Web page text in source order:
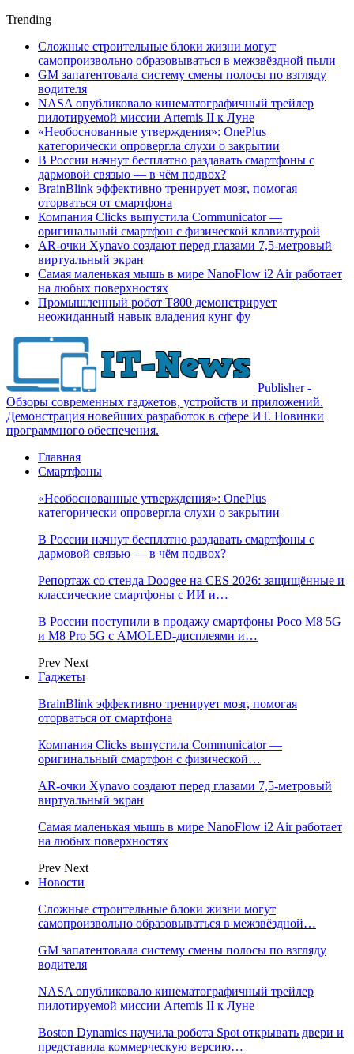
Trending
Сложные строительные блоки жизни могут
самопроизвольно образовываться в межзвёздной пыли
GM запатентовала систему смены полосы по взгляду
водителя
NASA опубликовало кинематографичный трейлер
пилотируемой миссии Artemis II к Луне
«Необоснованные утверждения»: OnePlus
категорически опровергла слухи о закрытии
В России начнут бесплатно раздавать смартфоны с
дармовой связью — в чём подвох?
BrainBlink эффективно тренирует мозг, помогая
оторваться от смартфона
Компания Clicks выпустила Communicator —
оригинальный смартфон с физической клавиатурой
AR-очки Xynavo создают перед глазами 7,5-метровый
виртуальный экран
Самая маленькая мышь в мире NanoFlow i2 Air работает
на любых поверхностях
Промышленный робот Т800 демонстрирует
неожиданный навык владения кунг фу
Publisher -
Обзоры современных гаджетов, устройств и приложений.
Демонстрация новейших разработок в сфере ИТ. Новинки
программного обеспечения.
Главная
Смартфоны
«Необоснованные утверждения»: OnePlus
категорически опровергла слухи о закрытии
В России начнут бесплатно раздавать смартфоны с
дармовой связью — в чём подвох?
Репортаж со стенда Doogee на CES 2026: защищённые и
классические смартфоны с ИИ и…
В России поступили в продажу смартфоны Poco M8 5G
и M8 Pro 5G с AMOLED-дисплеями и…
Prev Next
Гаджеты
BrainBlink эффективно тренирует мозг, помогая
оторваться от смартфона
Компания Clicks выпустила Communicator —
оригинальный смартфон с физической…
AR-очки Xynavo создают перед глазами 7,5-метровый
виртуальный экран
Самая маленькая мышь в мире NanoFlow i2 Air работает
на любых поверхностях
Prev Next
Новости
Сложные строительные блоки жизни могут
самопроизвольно образовываться в межзвёздной…
GM запатентовала систему смены полосы по взгляду
водителя
NASA опубликовало кинематографичный трейлер
пилотируемой миссии Artemis II к Луне
Boston Dynamics научила робота Spot открывать двери и
представила коммерческую версию…